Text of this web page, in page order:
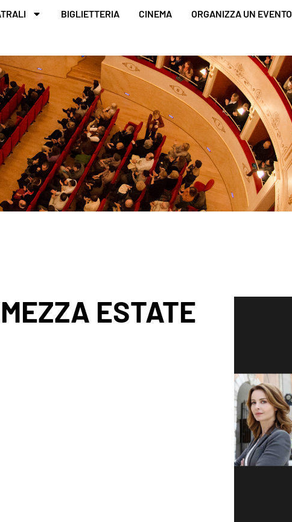
BIGLIETTERIA CINEMA ORGANIZZA UN EVENTO
ESTATE